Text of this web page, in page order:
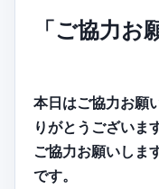
「ご協力お
本日はご協力お願
りがとうございます
ご協力お願いしま
です。